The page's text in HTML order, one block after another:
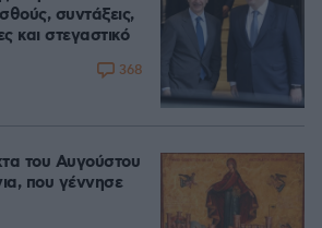
συντάξεις,
και στεγαστικό
368
του Αυγούστου
που γέννησε